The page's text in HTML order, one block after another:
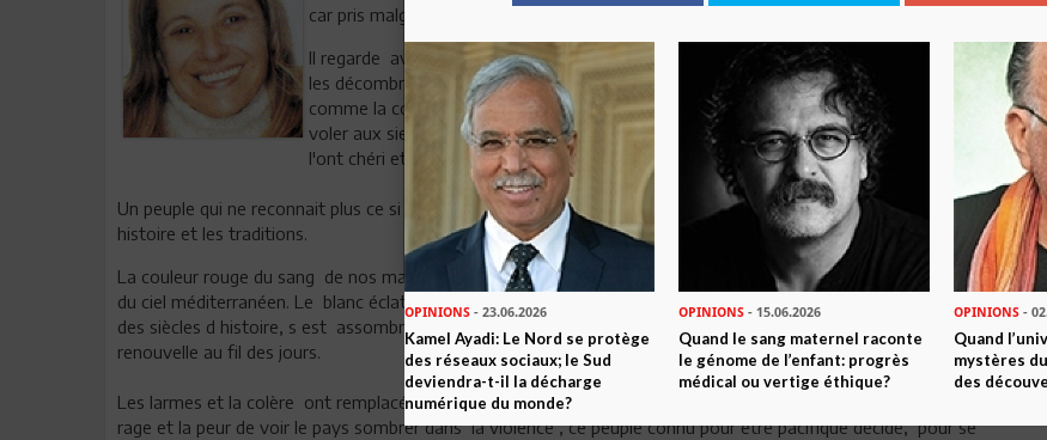
car pris malgré lui dans une tourmente dont il peine à se sortir.
Il regarde avec révolte et fureur, désespoir et douleur partir ses enfants vers
les décombres des exécutions et des détonations. Il ne reconnaît plus ce pays si bleu
comme la couleur de sa mer , si blanc comme ses murs immaculés . ce pays que l'on veut
voler aux siens , a ceux qui ne l'ont jamais quitté et ne le quitteront jamais . A ceux qui
l'ont chéri et construit "valeur "par "valeur".
Un peuple qui ne reconnait plus ce si beau pays dont on a changé les couleurs et dont on veut aussi changer l
histoire et les traditions.
La couleur rouge du sang de nos martyrs qui coule sur nos trottoirs et dans nos forêts a tâché la couleur si bleu
du ciel méditerranéen. Le blanc éclatant de notre costume national dont les broderies or et argent ont illuminé
des siècles d histoire, s est assombri par la couleur noire du deuil pesant que l on continue a porter et qui se
renouvelle au fil des jours.
Les larmes et la colère ont remplacé le rire et la joie sur les visages désormais bouffis par le chagrin. Poussé par la
rage et la peur de voir le pays sombrer dans la violence , ce peuple connu pour être pacifique décide, pour se
OPINIONS - 23.06.2026
Kamel Ayadi: Le Nord se protège
des réseaux sociaux; le Sud
deviendra-t-il la décharge
numérique du monde?
OPINIONS - 15.06.2026
Quand le sang maternel raconte
le génome de l’enfant: progrès
médical ou vertige éthique?
OPINIONS-
Quand
mystères
des